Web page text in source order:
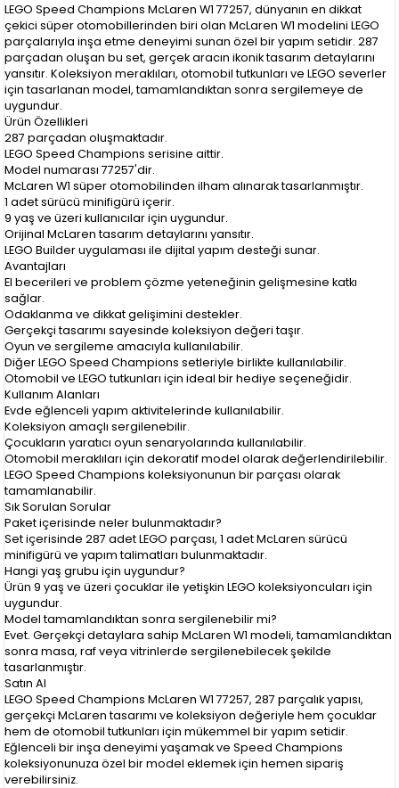
LEGO Speed Champions McLaren W1 77257, dünyanın en dikkat
çekici süper otomobillerinden biri olan McLaren W1 modelini LEGO
parçalarıyla inşa etme deneyimi sunan özel bir yapım setidir. 287
parçadan oluşan bu set, gerçek aracın ikonik tasarım detaylarını
yansıtır. Koleksiyon meraklıları, otomobil tutkunları ve LEGO severler
için tasarlanan model, tamamlandıktan sonra sergilemeye de
uygundur.
Ürün Özellikleri
287 parçadan oluşmaktadır.
LEGO Speed Champions serisine aittir.
Model numarası 77257'dir.
McLaren W1 süper otomobilinden ilham alınarak tasarlanmıştır.
1 adet sürücü minifigürü içerir.
9 yaş ve üzeri kullanıcılar için uygundur.
Orijinal McLaren tasarım detaylarını yansıtır.
LEGO Builder uygulaması ile dijital yapım desteği sunar.
Avantajları
El becerileri ve problem çözme yeteneğinin gelişmesine katkı
sağlar.
Odaklanma ve dikkat gelişimini destekler.
Gerçekçi tasarımı sayesinde koleksiyon değeri taşır.
Oyun ve sergileme amacıyla kullanılabilir.
Diğer LEGO Speed Champions setleriyle birlikte kullanılabilir.
Otomobil ve LEGO tutkunları için ideal bir hediye seçeneğidir.
Kullanım Alanları
Evde eğlenceli yapım aktivitelerinde kullanılabilir.
Koleksiyon amaçlı sergilenebilir.
Çocukların yaratıcı oyun senaryolarında kullanılabilir.
Otomobil meraklıları için dekoratif model olarak değerlendirilebilir.
LEGO Speed Champions koleksiyonunun bir parçası olarak
tamamlanabilir.
Sık Sorulan Sorular
Paket içerisinde neler bulunmaktadır?
Set içerisinde 287 adet LEGO parçası, 1 adet McLaren sürücü
minifigürü ve yapım talimatları bulunmaktadır.
Hangi yaş grubu için uygundur?
Ürün 9 yaş ve üzeri çocuklar ile yetişkin LEGO koleksiyoncuları için
uygundur.
Model tamamlandıktan sonra sergilenebilir mi?
Evet. Gerçekçi detaylara sahip McLaren W1 modeli, tamamlandıktan
sonra masa, raf veya vitrinlerde sergilenebilecek şekilde
tasarlanmıştır.
Satın Al
LEGO Speed Champions McLaren W1 77257, 287 parçalık yapısı,
gerçekçi McLaren tasarımı ve koleksiyon değeriyle hem çocuklar
hem de otomobil tutkunları için mükemmel bir yapım setidir.
Eğlenceli bir inşa deneyimi yaşamak ve Speed Champions
koleksiyonunuza özel bir model eklemek için hemen sipariş
verebilirsiniz.